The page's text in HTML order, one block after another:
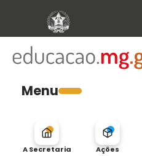
Menu
A Secretaria Ações